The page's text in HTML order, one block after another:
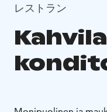
レストラン